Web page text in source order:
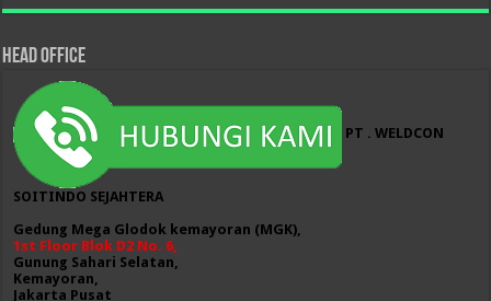
HEAD OFFICE
PT . WELDCON
SOITINDO SEJAHTERA
Gedung Mega Glodok kemayoran (MGK),
1st Floor Blok D2 No. 6,
Gunung Sahari Selatan,
Kemayoran,
Jakarta Pusat